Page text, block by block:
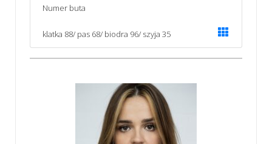
Numer buta
klatka 88/ pas 68/ biodra 96/ szyja 35